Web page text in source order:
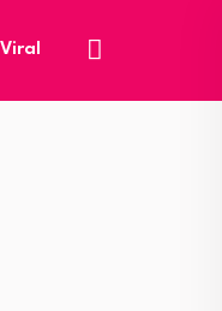
Viral